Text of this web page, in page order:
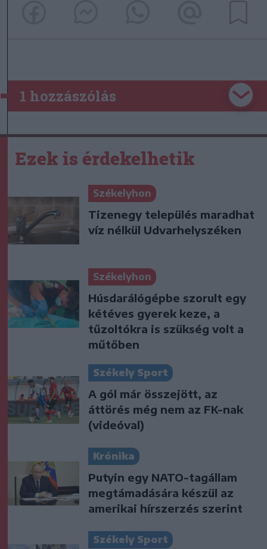
1 hozzászólás
Ezek is érdekelhetik
Székelyhon
Tizenegy település maradhat
víz nélkül Udvarhelyszéken
Székelyhon
Húsdarálógépbe szorult egy
kétéves gyerek keze, a
tűzoltókra is szükség volt a
műtőben
Székely Sport
A gól már összejött, az
áttörés még nem az FK-nak
(videóval)
Krónika
Putyin egy NATO-tagállam
megtámadására készül az
amerikai hírszerzés szerint
Székely Sport